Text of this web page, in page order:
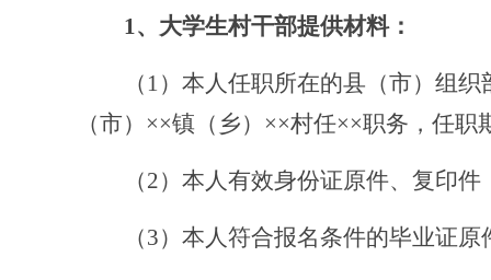
1、大学生村干部提供材料：
（ 1）本人任职所在的县（市）组
（市）××镇（乡）××村任××职务，任
（2）本人有效身份证原件、复印件
（3）本人符合报名条件的毕业证原